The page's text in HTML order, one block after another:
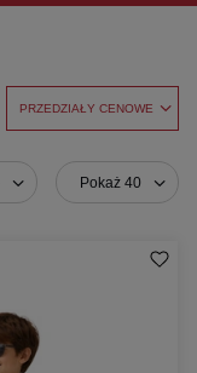
PRZEDZIAŁY CENOWE
Pokaż 40